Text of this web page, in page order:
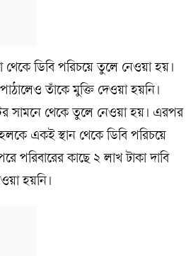
ডিবি পরিচয়ে তুলে নেওয়া হয়।
তাঁকে মুক্তি দেওয়া হয়নি।
সামনে থেকে তুলে নেওয়া হয়। এরপর
একই স্থান থেকে ডিবি পরিচয়ে
পরিবারের কাছে ২ লাখ টাকা দাবি
হয়নি।